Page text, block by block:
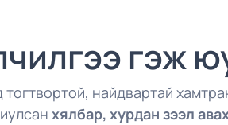
гэж
тогтвортой, найдвартай
хялбар, хурдан зээл